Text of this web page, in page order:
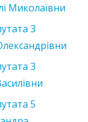
Миколаївни
3
3
5